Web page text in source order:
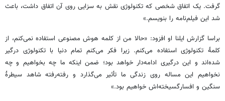
گرفت. یک اتفاق شخصی که تکنولوژی نقش به سزایی روی آن اتفاق داشت، باعث
شد این فیلم‌نامه را بنویسم.»
براسا گزارش ایلنا او افزود: «حالا من از کلمه هوش مصنوعی استفاده نمی‌کنم، از
کلمۀ تکنولوژی استفاده می‌کنم. زیرا فکر می‌کنم تمام دنیا با تکنولوژی درگیر
شده‌اند و این درگیری ادامه‌دار خواهد بود؛ ضمن اینکه ما چه بخواهیم و چه
نخواهیم این مساله روی زندگی ما تأثیر می‌گذارد و رفته‌رفته شاهد سیطرۀ
سنگین و افسارگسیخته‌اش خواهیم بود.»